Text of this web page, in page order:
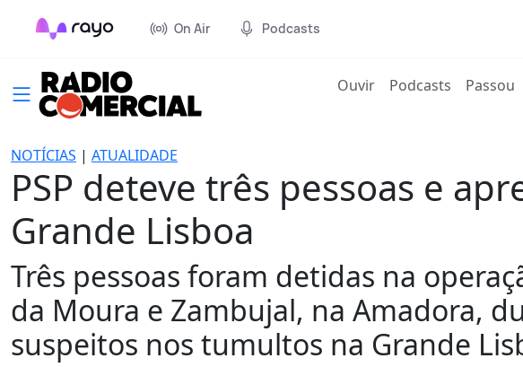
On Air Podcasts
Ouvir(current)
Podcasts Passou
NOTÍCIAS | ATUALIDADE
PSP deteve três pessoas e
Grande Lisboa
Três pessoas foram detidas na
da Moura e Zambujal, na Amadora,
suspeitos nos tumultos na Grande